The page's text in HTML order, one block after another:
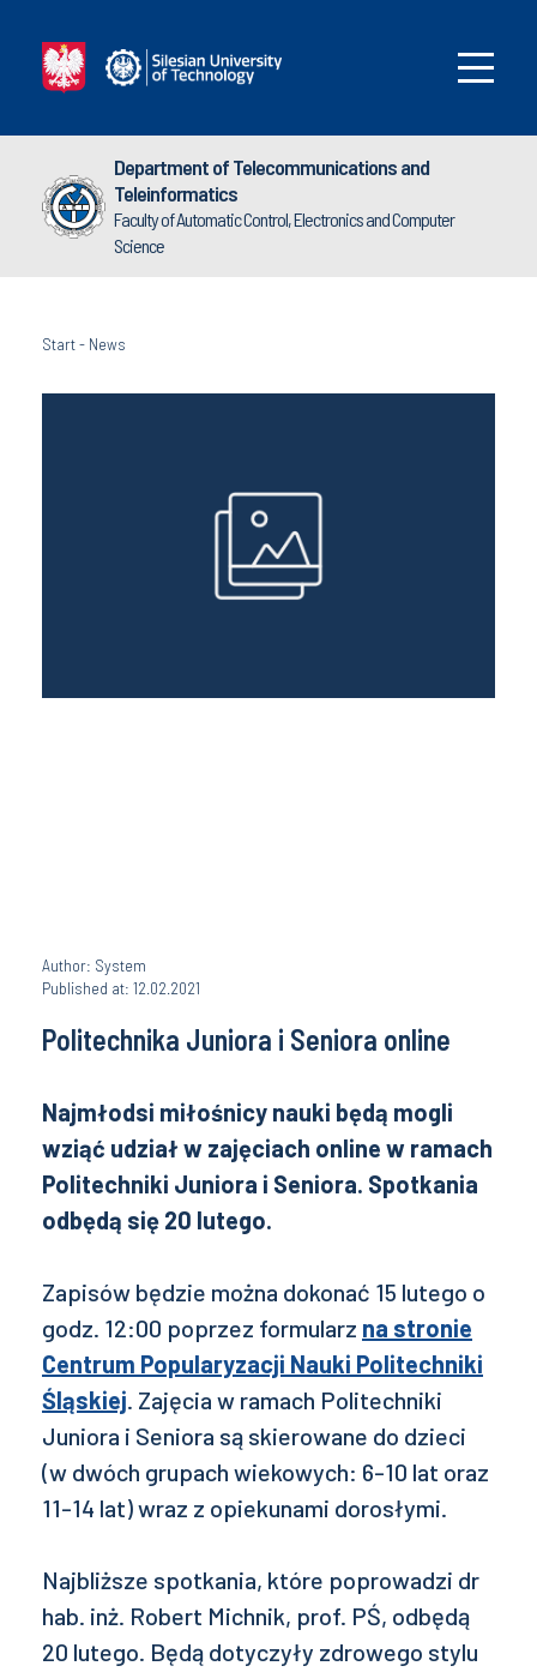
Department of Telecommunications and
Teleinformatics
Faculty of Automatic Control, Electronics and Computer
Science
Start- News
Author: System
Published at: 12.02.2021
Politechnika Juniora i Seniora online
Najmłodsi miłośnicy nauki będą mogli
wziąć udział w zajęciach online w ramach
Politechniki Juniora i Seniora. Spotkania
odbędą się 20 lutego.
Zapisów będzie można dokonać 15 lutego o
godz. 12:00 poprzez formularz na stronie
Centrum Popularyzacji Nauki Politechniki
Śląskiej. Zajęcia w ramach Politechniki
Juniora i Seniora są skierowane do dzieci
(w dwóch grupach wiekowych: 6-10 lat oraz
11-14 lat) wraz z opiekunami dorosłymi.
Najbliższe spotkania, które poprowadzi dr
hab. inż. Robert Michnik, prof. PŚ, odbędą
20 lutego. Będą dotyczyły zdrowego stylu